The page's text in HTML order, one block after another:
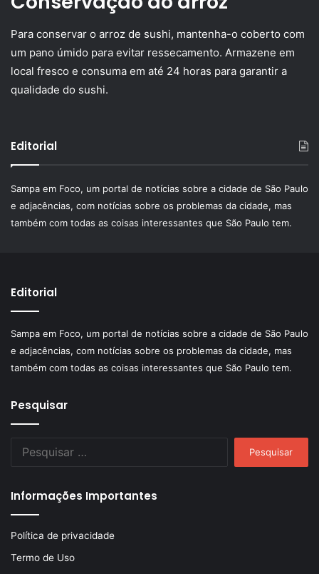
Para conservar o arroz de sushi, mantenha-o coberto com
um pano úmido para evitar ressecamento. Armazene em
local fresco e consuma em até 24 horas para garantir a
qualidade do sushi.
Editorial
Sampa em Foco, um portal de notícias sobre a cidade de São Paulo
e adjacências, com notícias sobre os problemas da cidade, mas
também com todas as coisas interessantes que São Paulo tem.
Editorial
Sampa em Foco, um portal de notícias sobre a cidade de São Paulo
e adjacências, com notícias sobre os problemas da cidade, mas
também com todas as coisas interessantes que São Paulo tem.
Pesquisar
Informações Importantes
Política de privacidade
Termo de Uso